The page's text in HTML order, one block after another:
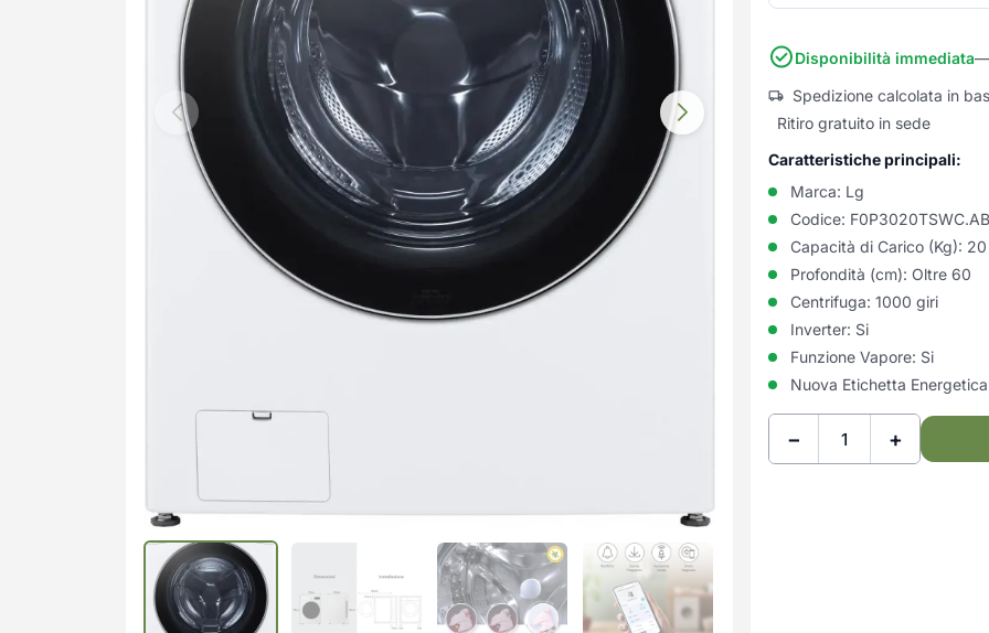
Disponibilità immediata—
Spedizione calcolata in
Ritiro gratuito in sede
Caratteristiche principali:
Marca: Lg
Codice:
Capacità di Carico (Kg): 20
Profondità (cm): Oltre 60
Centrifuga: 1000 giri
Inverter: Si
Funzione Vapore: Si
Nuova Etichetta
− +